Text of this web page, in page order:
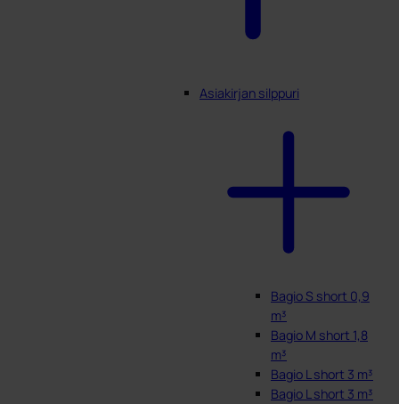
Asiakirjan silppuri
Bagio S short 0,9
m³
Bagio M short 1,8
m³
Bagio L short 3 m³
Bagio L short 3 m³